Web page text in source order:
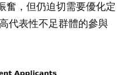
奮，但仍迫切需要優化定
代表性不足群體的參與